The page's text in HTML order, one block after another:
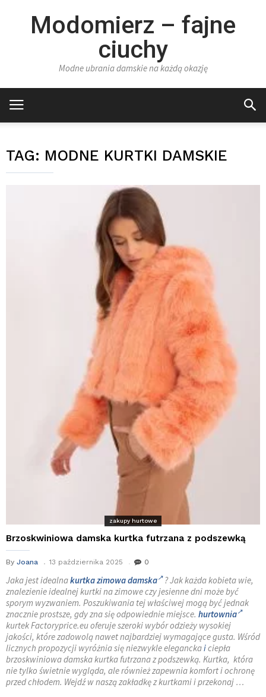
Modomierz – fajne
ciuchy
Modne ubrania damskie na każdą okazję
TAG: MODNE KURTKI DAMSKIE
zakupy hurtowe
Brzoskwiniowa damska kurtka futrzana z podszewką
By Joana 13 października 2025 0
Jaka jest idealnakurtka zimowa damska ? Jak każda kobieta wie,
znalezienie idealnej kurtki na zimowe czy jesienne dni może być
sporym wyzwaniem. Poszukiwania tej właściwej mogą być jednak
znacznie prostsze, gdy zna się odpowiednie miejsce. hurtownia
kurtek Factoryprice.eu oferuje szeroki wybór odzieży wysokiej
jakości, które zadowolą nawet najbardziej wymagające gusta. Wśród
licznych propozycji wyróżnia się niezwykle eleganckaiciepła
brzoskwiniowa damska kurtka futrzana z podszewką. Kurtka, która
nie tylko świetnie wygląda, ale również zapewnia komfort i ochronę
przed chłodem. Wejdź w naszą zakładkę z kurtkami i przekonaj …